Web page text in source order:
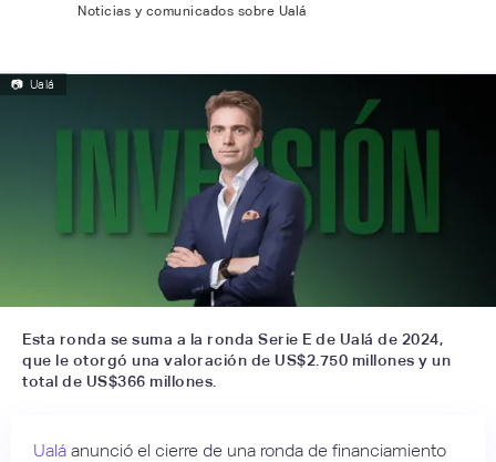
Noticias y comunicados sobre Ualá
📷 Ualá
Esta ronda se suma a la ronda Serie E de Ualá de 2024,
que le otorgó una valoración de US$2.750 millones y un
total de US$366 millones.
Ualá anunció el cierre de una ronda de financiamiento